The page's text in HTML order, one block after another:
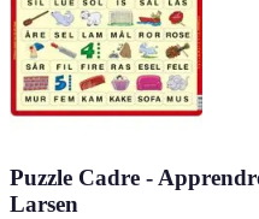
Puzzle Cadre -
Larsen